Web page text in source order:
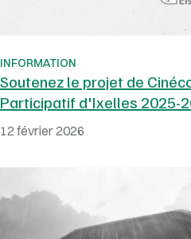
INFORMATION
Soutenez le projet de
Participatif d'Ixelles 2025-
12 février 2026